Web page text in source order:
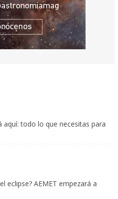
aquí: todo lo que necesitas para
eclipse? AEMET empezará a